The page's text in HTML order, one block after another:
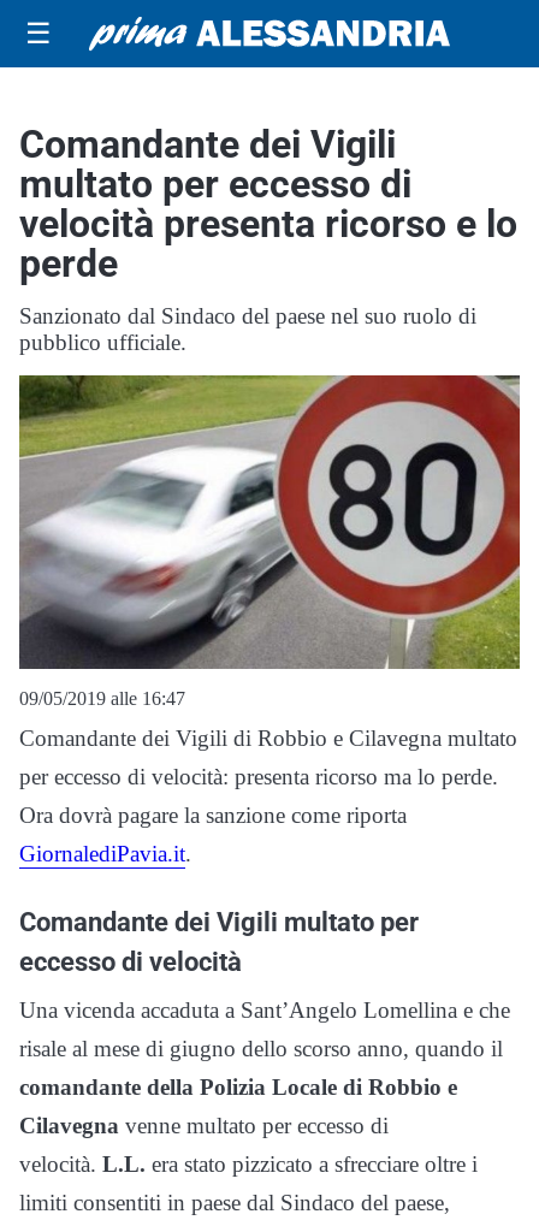
☰
Comandante dei Vigili
multato per eccesso di
velocità presenta ricorso e lo
perde
Sanzionato dal Sindaco del paese nel suo ruolo di
pubblico ufficiale.
09/05/2019 alle 16:47
Comandante dei Vigili di Robbio e Cilavegna multato
per eccesso di velocità: presenta ricorso ma lo perde.
Ora dovrà pagare la sanzione come riporta
GiornalediPavia.it.
Comandante dei Vigili multato per
eccesso di velocità
Una vicenda accaduta a Sant’Angelo Lomellina e che
risale al mese di giugno dello scorso anno, quando il
comandante della Polizia Locale di Robbio e
Cilavegna venne multato per eccesso di
velocità. L.L. era stato pizzicato a sfrecciare oltre i
limiti consentiti in paese dal Sindaco del paese,